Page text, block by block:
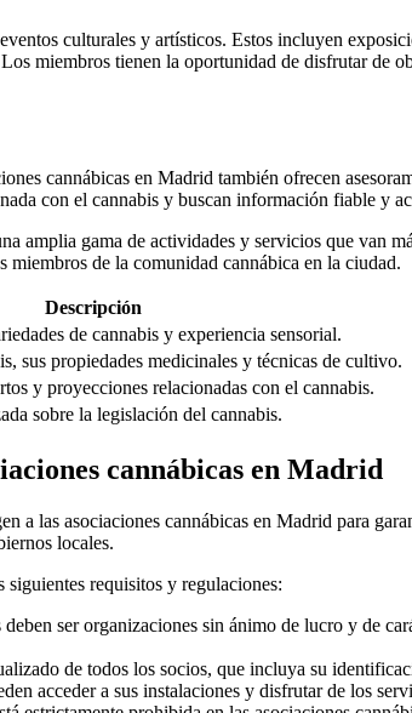
culturales y artísticos. Estos incluyen
miembros tienen la oportunidad de disfrutar de
cannábicas en Madrid también ofrecen
con el cannabis y buscan información fiable y
amplia gama de actividades y servicios que van
de la comunidad cannábica en la ciudad.
Descripción
de cannabis y experiencia sensorial.
sus propiedades medicinales y técnicas de cultivo.
y proyecciones relacionadas con el cannabis.
sobre la legislación del cannabis.
cannábicas en Madrid
a las asociaciones cannábicas en Madrid para
locales.
requisitos y regulaciones:
ser organizaciones sin ánimo de lucro y de
de todos los socios, que incluya su
acceder a sus instalaciones y disfrutar de los